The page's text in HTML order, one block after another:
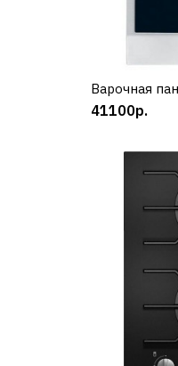
Варочная
41100р.